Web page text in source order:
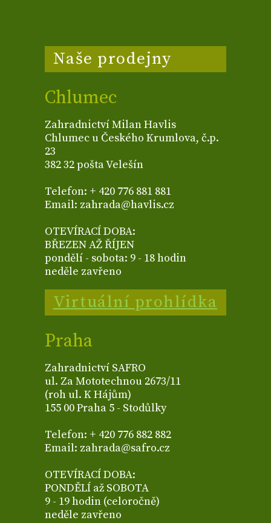
Naše prodejny
Chlumec
Zahradnictví Milan Havlis
Chlumec u Českého Krumlova, č.p.
23
382 32 pošta Velešín
Telefon: + 420 776 881 881
Email: zahrada@havlis.cz
OTEVÍRACÍ DOBA:
BŘEZEN AŽ ŘÍJEN
pondělí - sobota: 9 - 18 hodin
neděle zavřeno
Virtuální prohlídka
Praha
Zahradnictví SAFRO
ul. Za Mototechnou 2673/11
(roh ul. K Hájům)
155 00 Praha 5 - Stodůlky
Telefon: + 420 776 882 882
Email: zahrada@safro.cz
OTEVÍRACÍ DOBA:
PONDĚLÍ až SOBOTA
9 - 19 hodin (celoročně)
neděle zavřeno